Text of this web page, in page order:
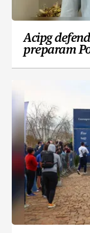
Acipg
preparam